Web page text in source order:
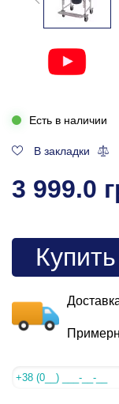
Есть в наличии
В закладки
3 999.0
Купить